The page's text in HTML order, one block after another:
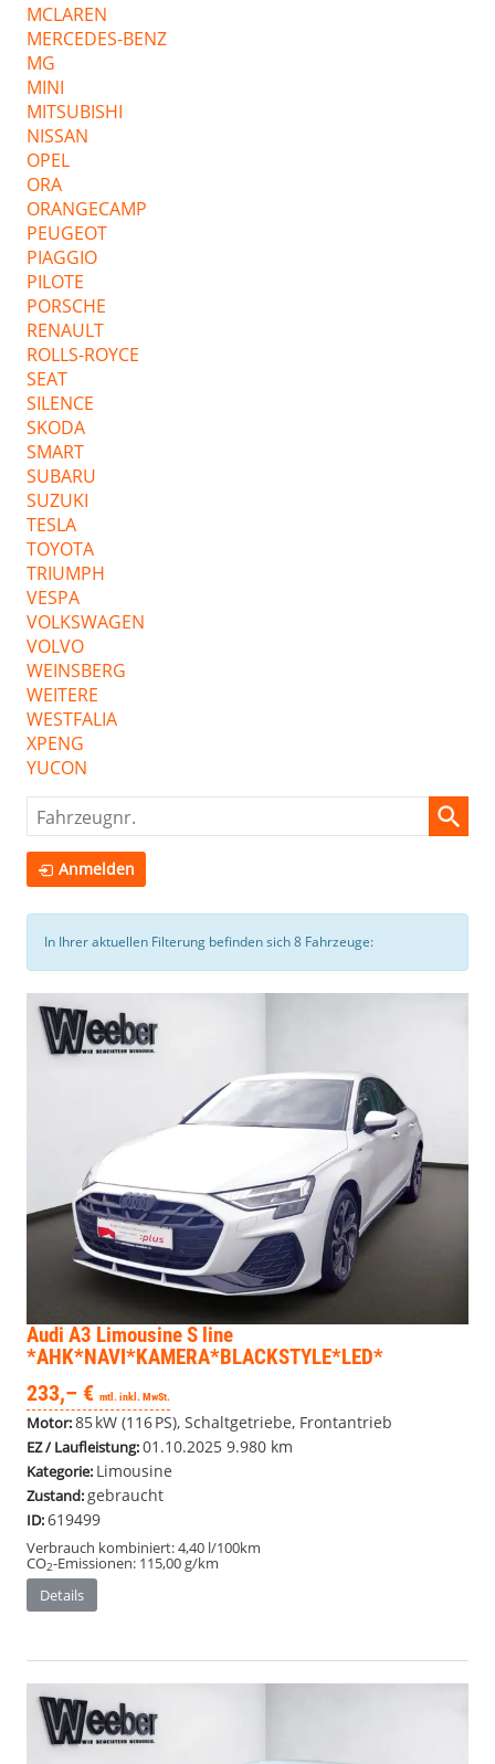
In Ihrer aktuellen Filterung befinden sich8 Fahrzeuge:
Audi A3 LimousineS line
*AHK*NAVI*KAMERA*BLACKSTYLE*LED*
233,– € mtl. inkl. MwSt.
Motor:85 kW (116 PS), Schaltgetriebe, Frontantrieb
EZ / Laufleistung:01.10.2025 9.980 km
Kategorie: Limousine
Zustand: gebraucht
ID:619499
Verbrauch kombiniert:4,40 l/100km
CO2-Emissionen: 115,00 g/km
Details
MCLAREN
MERCEDES-BENZ
MG
MINI
MITSUBISHI
NISSAN
OPEL
ORA
ORANGECAMP
PEUGEOT
PIAGGIO
PILOTE
PORSCHE
RENAULT
ROLLS-ROYCE
SEAT
SILENCE
SKODA
SMART
SUBARU
SUZUKI
TESLA
TOYOTA
TRIUMPH
VESPA
VOLKSWAGEN
VOLVO
WEINSBERG
WEITERE
WESTFALIA
XPENG
YUCON
Fahrzeugnr.
Anmelden